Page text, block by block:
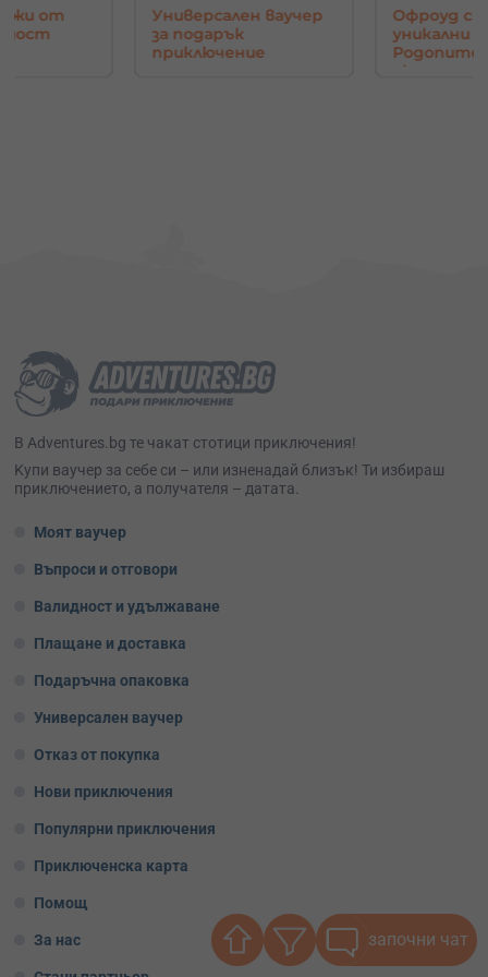
ваучер
Офроуд с джип до
уникални гледки в
Родопите - Орлово
самолет
София
В Adventures.bg те чакат стотици приключения!
Kупи ваучер за себе си – или изненадай близък! Ти избираш
приключението, а получателя – датата.
Моят ваучер
Въпроси и отговори
Валидност и удължаване
Плащане и доставка
Подаръчна опаковка
Универсален ваучер
Отказ от покупка
Нови приключения
Популярни приключения
Приключенска карта
Помощ
За нас започни чат